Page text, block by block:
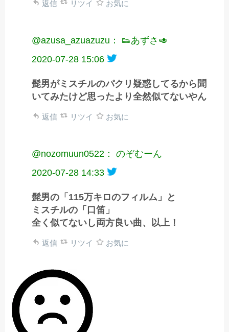
返信 リツイ お気に
@azusa_azuazuzu： 👟あずさ🥑
2020-07-28 15:06
髭男がミスチルのパクリ疑惑してるから聞
いてみたけど思ったより全然似てないやん
返信 リツイ お気に
@nozomuun0522： のぞむーん
2020-07-28 14:33
髭男の「115万キロのフィルム」と
ミスチルの「口笛」
全く似てないし両方良い曲、以上！
返信 リツイ お気に